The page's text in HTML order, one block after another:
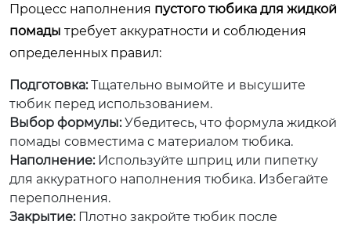
Процесс наполнения пустого тюбика для жидкой
помады требует аккуратности и соблюдения
определенных правил:
Подготовка:Тщательно вымойте и высушите
тюбик перед использованием.
Выбор формулы:Убедитесь, что формула жидкой
помады совместима с материалом тюбика.
Наполнение:Используйте шприц или пипетку
для аккуратного наполнения тюбика. Избегайте
переполнения.
Закрытие:Плотно закройте тюбик после